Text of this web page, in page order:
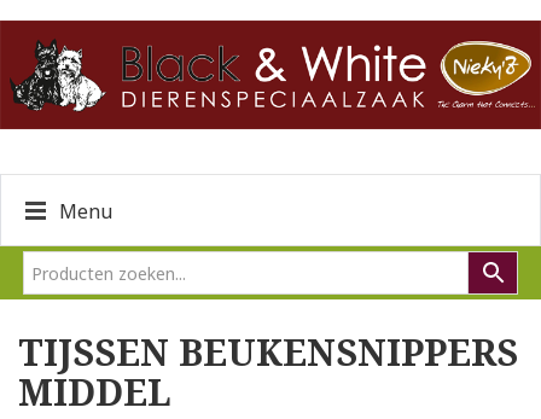
Menu
TIJSSEN BEUKENSNIPPERS
MIDDEL